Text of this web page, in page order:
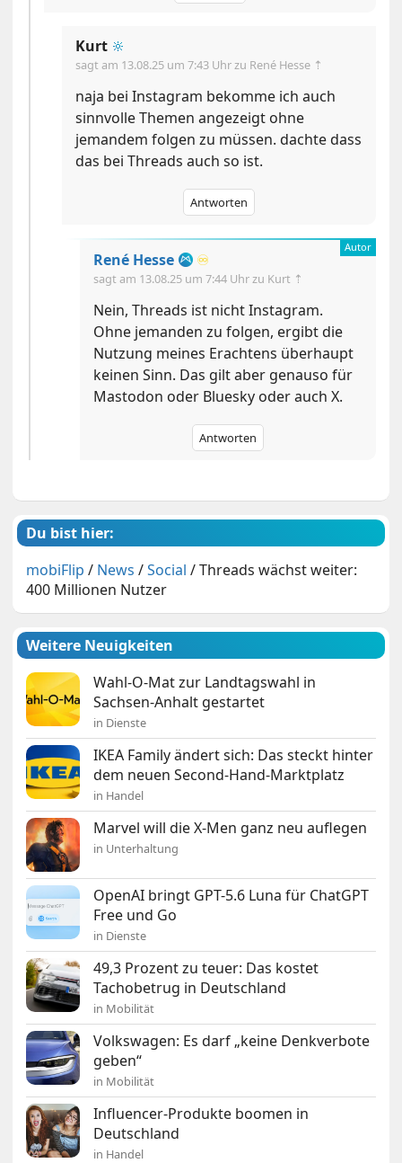
Kurt 🔆
sagt am 13.08.25 um 7:43 Uhrzu René Hesse ⇡
naja bei Instagram bekomme ich auch
sinnvolle Themen angezeigt ohne
jemandem folgen zu müssen. dachte dass
das bei Threads auch so ist.
Antworten
René Hesse ♾️
sagt am 13.08.25 um 7:44 Uhrzu Kurt ⇡
Nein, Threads ist nicht Instagram.
Ohne jemanden zu folgen, ergibt die
Nutzung meines Erachtens überhaupt
keinen Sinn. Das gilt aber genauso für
Mastodon oder Bluesky oder auch X.
Antworten
Du bist hier:
mobiFlip / News /Social /Threads wächst weiter:
400 Millionen Nutzer
Weitere Neuigkeiten
Wahl-O-Mat zur Landtagswahl in
Sachsen-Anhalt gestartet
in Dienste
IKEA Family ändert sich: Das steckt hinter
dem neuen Second-Hand-Marktplatz
in Handel
Marvel will die X-Men ganz neu auflegen
in Unterhaltung
OpenAI bringt GPT-5.6 Luna für ChatGPT
Free und Go
in Dienste
49,3 Prozent zu teuer: Das kostet
Tachobetrug in Deutschland
in Mobilität
Volkswagen: Es darf „keine Denkverbote
geben“
in Mobilität
Influencer-Produkte boomen in
Deutschland
in Handel